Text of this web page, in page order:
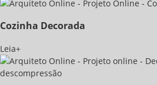
Cozinha Decorada
Leia+